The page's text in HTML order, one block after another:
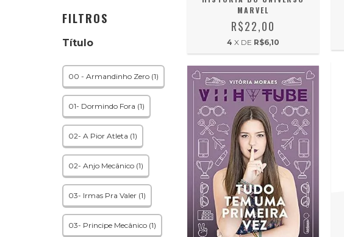
FILTROS
Título
00 - Armandinho Zero (1)
01- Dormindo Fora (1)
02- A Pior Atleta (1)
02- Anjo Mecânico (1)
03- Irmas Pra Valer (1)
03- Principe Mecânico (1)
MARVEL
R$22,00
4 X DE R$6,10